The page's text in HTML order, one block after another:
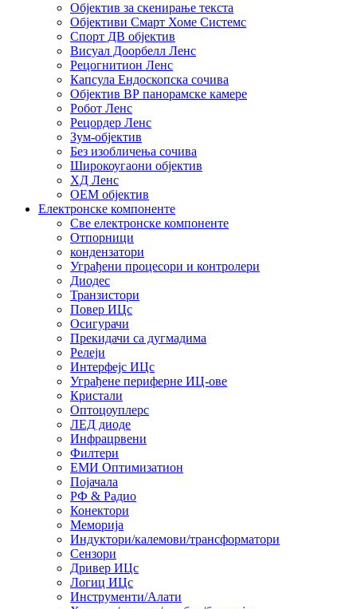
Објектив за скенирање текста
Објективи Смарт Хоме Системс
Спорт ДВ објектив
Висуал Доорбелл Ленс
Рецогнитион Ленс
Капсула Ендоскопска сочива
Објектив ВР панорамске камере
Робот Ленс
Рецордер Ленс
Зум-објектив
Без изобличења сочива
Широкоугаони објектив
ХД Ленс
ОЕМ објектив
Електронске компоненте
Све електронске компоненте
Отпорници
кондензатори
Уграђени процесори и контролери
Диодес
Транзистори
Повер ИЦс
Осигурачи
Прекидачи са дугмадима
Релеји
Интерфејс ИЦс
Уграђене периферне ИЦ-ове
Кристали
Оптоцоуплерс
ЛЕД диоде
Инфрацрвени
Филтери
ЕМИ Оптимизатион
Појачала
РФ & Радио
Конектори
Меморија
Индуктори/калемови/трансформатори
Сензори
Дривер ИЦс
Логиц ИЦс
Инструменти/Алати